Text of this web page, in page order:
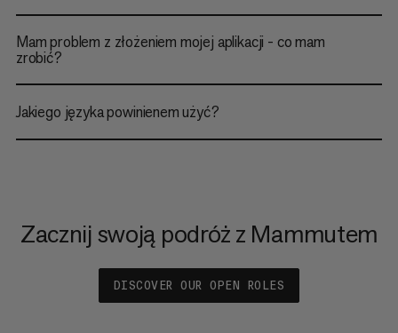
Mam problem z złożeniem mojej aplikacji - co mam
zrobić?
Jakiego języka powinienem użyć?
Zacznij swoją podróż z Mammutem
DISCOVER OUR OPEN ROLES